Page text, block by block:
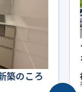
築のころ